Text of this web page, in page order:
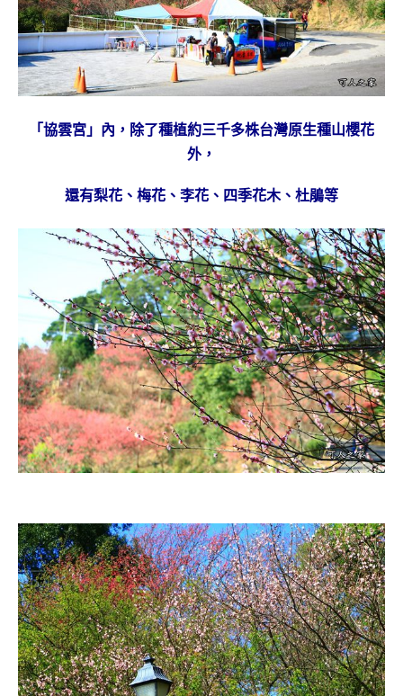
「協雲宮」內，除了種植約三千多株台灣原生種山櫻花
外，
還有梨花、梅花、李花、四季花木、杜鵑等